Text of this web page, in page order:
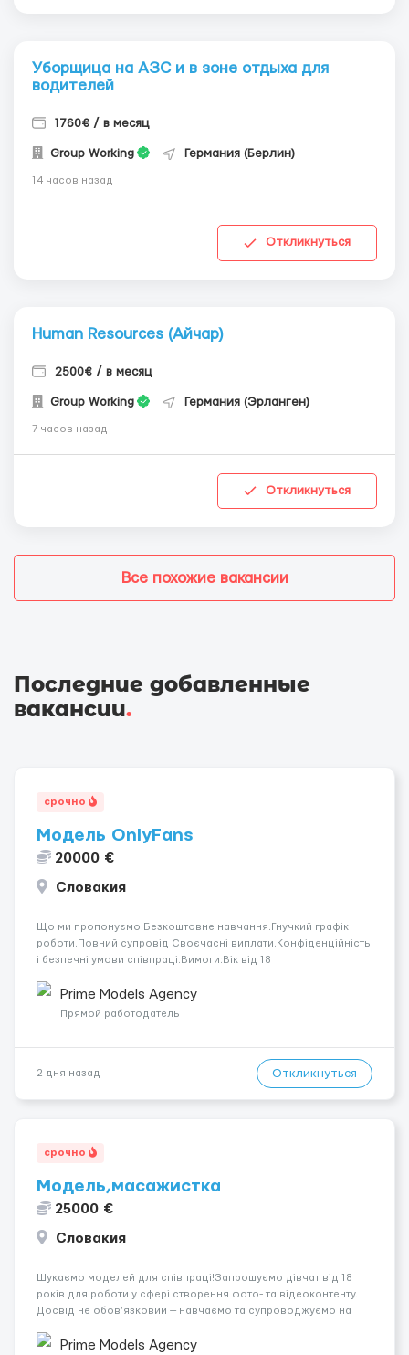
Уборщица на АЗС и в зоне отдыха для
водителей
1760€ / в месяц
Group Working Германия (Берлин)
14 часов назад
Откликнуться
Human Resources (Айчар)
2500€ / в месяц
Group Working Германия (Эрланген)
7 часов назад
Откликнуться
Все похожие вакансии
Последние добавленные
вакансии.
срочно
Модель OnlyFans
20000 €
Словакия
Що ми пропонуємо:Безкоштовне навчання.Гнучкий графік
роботи.Повний супровід Своєчасні виплати.Конфіденційність
і безпечні умови співпраці.Вимоги:Вік від 18
розвиватися.Досвід не обов’язковий.Якщо вас зацікавила
вакансія — залишайте відгук, і ми зв’яжемося ...
Prime Models Agency
Прямой работодатель
2 дня назад Откликнуться
срочно
Модель,масажистка
25000 €
Словакия
Шукаємо моделей для співпраці!Запрошуємо дівчат від 18
років для роботи у сфері створення фото- та відеоконтенту.
Досвід не обов’язковий — навчаємо та супроводжуємо на
конфіденційність і професійну підтримку. Працюємо офіційно,
Prime Models Agency